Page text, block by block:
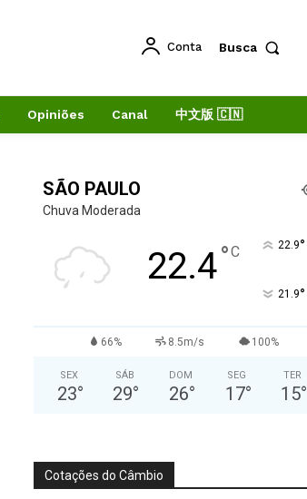
Conta Busca
Opiniões Canal 中文版 🇨🇳
SÃO PAULO
Chuva Moderada
22.4°C 22.9°
21.9°
66% 8.5m/s 100%
SEX
23°
SÁB
29°
DOM
26°
SEG
17°
TER
15°
Cotações do Câmbio